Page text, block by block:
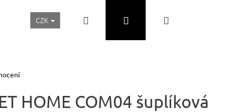
Realizace a inspirace Akční ceny Nábytek Skladem
CZK Přihlášení
HOME COM04 šuplíková